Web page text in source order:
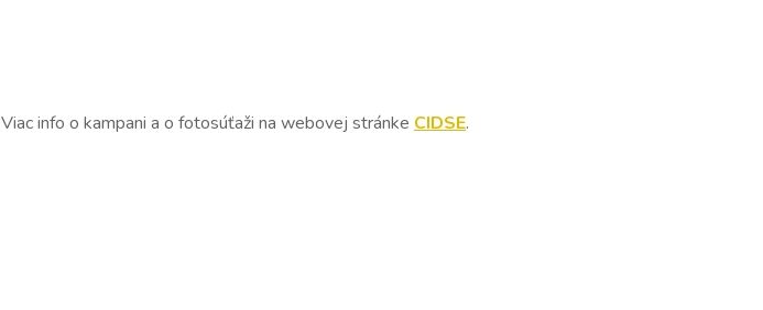
Viac info o kampani a o fotosúťaži na webovej stránke CIDSE.